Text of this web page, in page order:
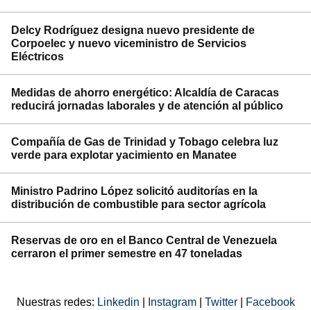
Delcy Rodríguez designa nuevo presidente de
Corpoelec y nuevo viceministro de Servicios
Eléctricos
Medidas de ahorro energético: Alcaldía de Caracas
reducirá jornadas laborales y de atención al público
Compañía de Gas de Trinidad y Tobago celebra luz
verde para explotar yacimiento en Manatee
Ministro Padrino López solicitó auditorías en la
distribución de combustible para sector agrícola
Reservas de oro en el Banco Central de Venezuela
cerraron el primer semestre en 47 toneladas
Nuestras redes: Linkedin Instagram Twitter Facebook